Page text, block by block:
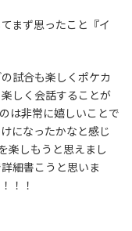
まず思ったこと『イ
試合も楽しくポケカ
しく会話することが
は非常に嬉しいことで
になったかなと感じ
楽しもうと思えまし
細書こうと思いま
！！